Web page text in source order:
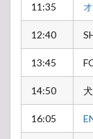
11:35
12:40
13:45
14:50
16:05